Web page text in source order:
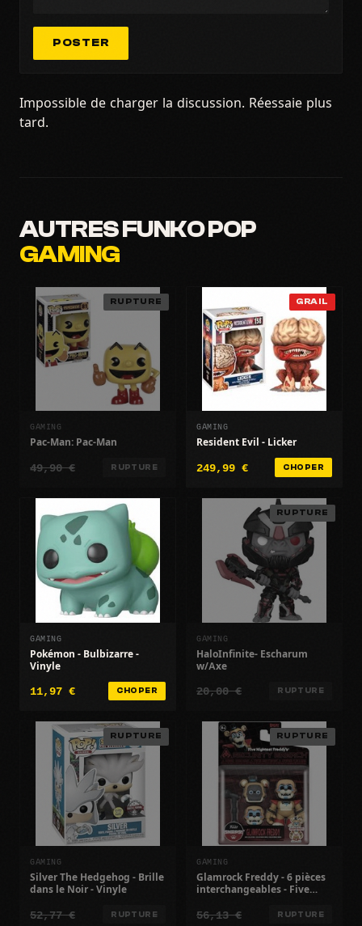
POSTER
Impossible de charger la discussion. Réessaie plus
tard.
AUTRES FUNKO POP
GAMING
RUPTURE
GAMING
Pac-Man: Pac-Man
49,90 € RUPTURE
GRAIL
GAMING
Resident Evil - Licker
249,99 € CHOPER
GAMING
Pokémon - Bulbizarre -
Vinyle
11,97 € CHOPER
RUPTURE
GAMING
HaloInfinite- Escharum
w/Axe
20,00 € RUPTURE
RUPTURE
GAMING
Silver The Hedgehog - Brille
dans le Noir - Vinyle
52,77 € RUPTURE
RUPTURE
GAMING
Glamrock Freddy - 6 pièces
interchangeables - Five
56,13 € RUPTURE